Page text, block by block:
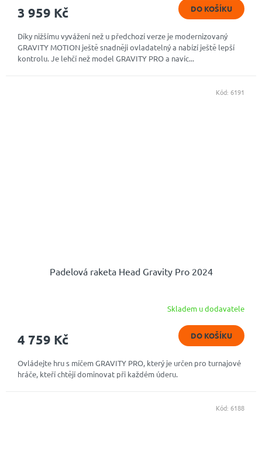
3 959 Kč DO KOŠÍKU
Díky nižšímu vyvážení než u předchozí verze je modernizovaný
GRAVITY MOTION ještě snadněji ovladatelný a nabízí ještě lepší
kontrolu. Je lehčí než model GRAVITY PRO a navíc...
Padelová raketa Head Gravity Pro 2024
Skladem u dodavatele
4 759 Kč DO KOŠÍKU
Ovládejte hru s míčem GRAVITY PRO, který je určen pro turnajové
hráče, kteří chtějí dominovat při každém úderu.
Kód: 6191
Kód: 6188